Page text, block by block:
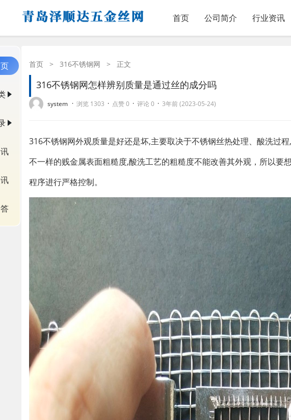
首页 公司简介 行业资讯
首页 > 316不锈钢网 > 正文
316不锈钢网怎样辨别质量是通过丝的成分吗
system · 浏览 1303 · 点赞 0 · 评论 0 · 3年前 (2023-05-24)
316不锈钢网外观质量是好还是坏,主要取决于不锈钢丝热处理、酸洗过
不一样的贱金属表面粗糙度,酸洗工艺的粗糙度不能改善其外观，所以要
程序进行严格控制。